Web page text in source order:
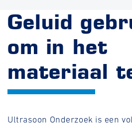
Geluid
om in het
materiaal
Ultrasoon Onderzoek is een